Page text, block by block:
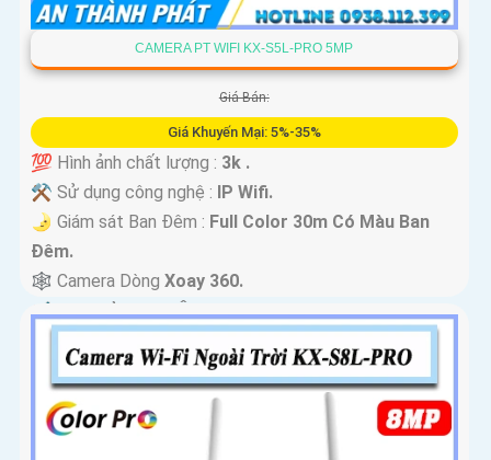
CAMERA PT WIFI KX-S5L-PRO 5MP
Giá Bán:
Giá Khuyến Mại: 5%-35%
💯 Hình ảnh chất lượng : 3k .
⚒ Sử dụng công nghệ : IP Wifi.
🌛 Giám sát Ban Đêm : Full Color 30m Có Màu Ban
Ðêm.
🕸️ Camera Dòng Xoay 360.
️📢 Đặt Điểm :Thu Âm Và Loa.